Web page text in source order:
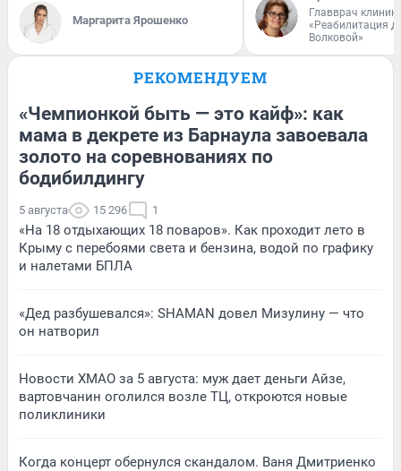
Маргарита Ярошенко
Главврач
«Реабилитация
Волковой»
РЕКОМЕНДУЕМ
«Чемпионкой быть — это кайф»: как
мама в декрете из Барнаула завоевала
золото на соревнованиях по
бодибилдингу
5 августа 15 296 1
«На 18 отдыхающих 18 поваров». Как проходит лето в
Крыму с перебоями света и бензина, водой по графику
и налетами БПЛА
«Дед разбушевался»: SHAMAN довел Мизулину — что
он натворил
Новости ХМАО за 5 августа: муж дает деньги Айзе,
вартовчанин оголился возле ТЦ, откроются новые
поликлиники
Когда концерт обернулся скандалом. Ваня Дмитриенко